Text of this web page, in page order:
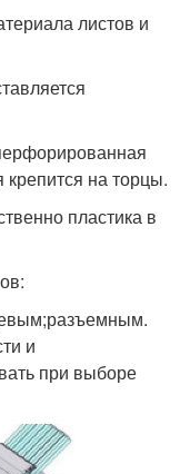
листов и
на торцы.
пластика в
и
при выборе